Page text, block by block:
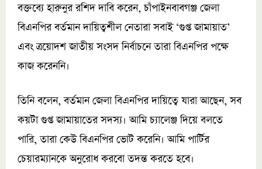
বক্তব্যে হারুনুর রশিদ দাবি করেন, চাঁপাইনবাবগঞ্জ জেলা
বিএনপির বর্তমান দায়িত্বশীল নেতারা সবাই ‘গুপ্ত জামায়াত’
এবং ত্রয়োদশ জাতীয় সংসদ নির্বাচনে তারা বিএনপির পক্ষে
কাজ করেননি।
তিনি বলেন, বর্তমান জেলা বিএনপির দায়িত্বে যারা আছেন, সব
কয়টা গুপ্ত জামায়াতের সদস্য। আমি চ্যালেঞ্জ দিয়ে বলতে
পারি, তারা কেউ বিএনপির ভোট করেনি। আমি পার্টির
চেয়ারম্যানকে অনুরোধ করবো তদন্ত করতে হবে।